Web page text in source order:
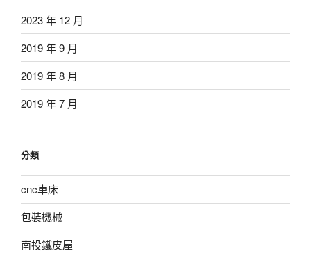
2023 年 12 月
2019 年 9 月
2019 年 8 月
2019 年 7 月
分類
cnc車床
包裝機械
南投鐵皮屋